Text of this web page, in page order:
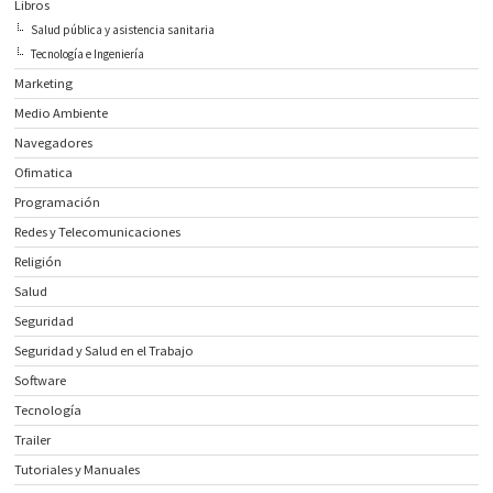
Libros
Salud pública y asistencia sanitaria
Tecnología e Ingeniería
Marketing
Medio Ambiente
Navegadores
Ofimatica
Programación
Redes y Telecomunicaciones
Religión
Salud
Seguridad
Seguridad y Salud en el Trabajo
Software
Tecnología
Trailer
Tutoriales y Manuales